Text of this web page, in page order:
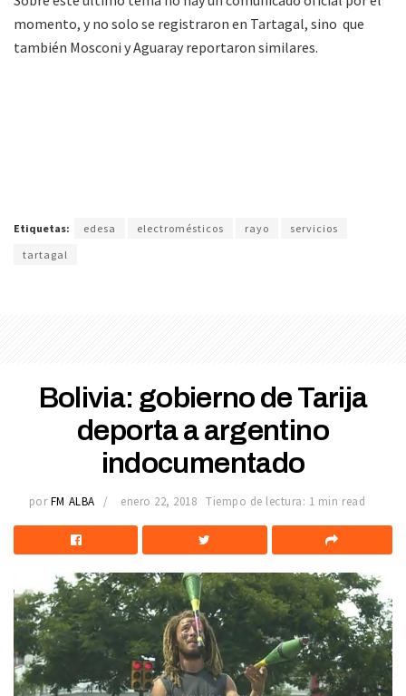
momento, y no solo se registraron en Tartagal, sino que
también Mosconi y Aguaray reportaron similares.
Etiquetas: edesa electromésticos rayo
servicios
tartagal
Bolivia: gobierno de Tarija
deporta a argentino
indocumentado
por FM ALBA enero 22, 2018 Tiempo de lectura: 1 min read